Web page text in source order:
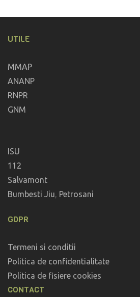
UTILE
MMAP
ANANP
RNPR
GNM
ISU
112
Salvamont
Bumbesti Jiu Petrosani
GDPR
Termeni si conditii
Politica de confidentialitate
Politica de fisiere cookies
CONTACT